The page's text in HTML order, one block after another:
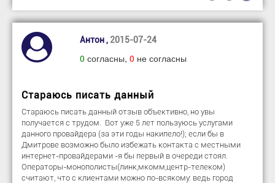
Антон , 2015-07-24
0 согласны, 0 не согласны
Стараюсь писать данный
Стараюсь писать данный отзыв объективно, но увы
получается с трудом. Вот уже 5 лет пользуюсь услугами
данного провайдера (за эти годы накипело!); если бы в
Дмитрове возможно было избежать контакта с местными
интернет-провайдерами -я бы первый в очереди стоял.
Операторы-монополисты(линк,мкомм,центр-телеком)
считают, что с клиентами можно по-всякому: ведь город